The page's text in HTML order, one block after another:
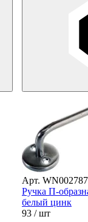
Арт.
Ручка П-
белый цинк
93 / шт